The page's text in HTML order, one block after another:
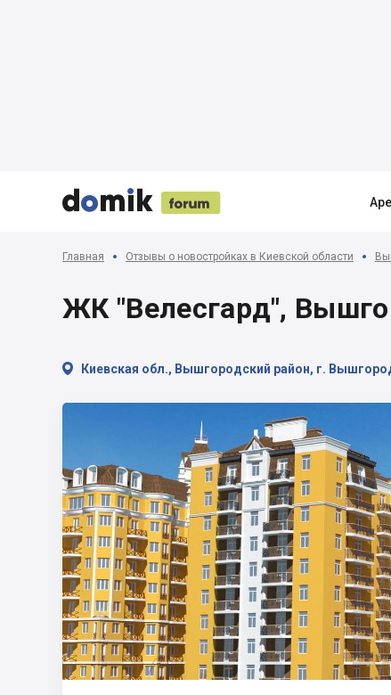


 

Главная Отзывы о новостройках в Киевской области
ЖК "Велесгард",
 Киевская обл., Вышгородский район, г.